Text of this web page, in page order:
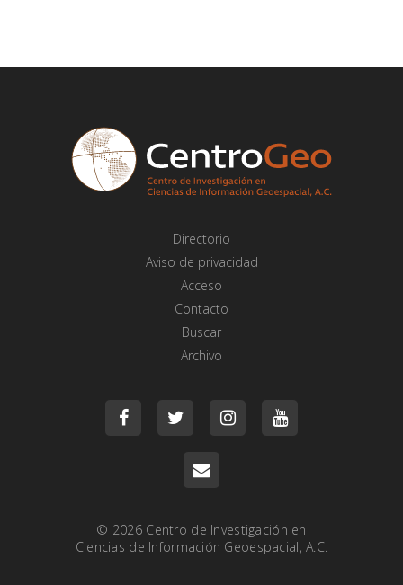
Directorio
Aviso de privacidad
Acceso
Contacto
Buscar
Archivo
© 2026 Centro de Investigación en
Ciencias de Información Geoespacial, A.C.